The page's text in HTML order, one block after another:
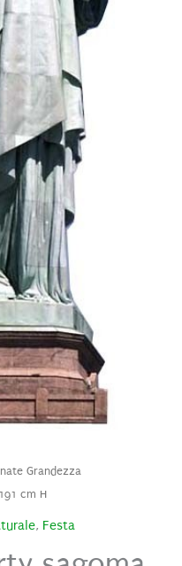
Grandezza
cm H
, Festa